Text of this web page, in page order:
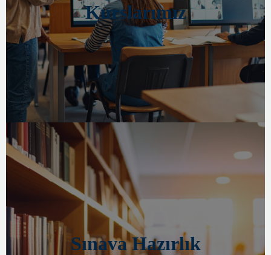
Kurslarımız
Sınava Hazırlık